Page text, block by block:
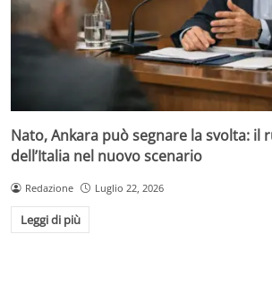
Nato, Ankara può segnare la svolta: il
dell’Italia nel nuovo scenario
Redazione Luglio 22, 2026
Leggi di più